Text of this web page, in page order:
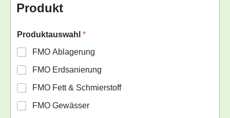
Produkt
Produktauswahl *
FMO Ablagerung
FMO Erdsanierung
FMO Fett & Schmierstoff
FMO Gewässer